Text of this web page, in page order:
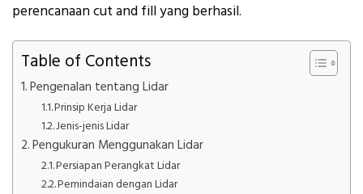
perencanaan cut and fill yang berhasil.
Table of Contents
Pengenalan tentang Lidar
Prinsip Kerja Lidar
Jenis-jenis Lidar
Pengukuran Menggunakan Lidar
Persiapan Perangkat Lidar
Pemindaian dengan Lidar